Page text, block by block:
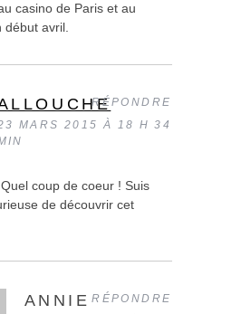
casino de Paris et au
début avril.
MARS 2015 À 18 H 34
coup de coeur ! Suis
de découvrir cet
RÉPONDRE
ANNIE RÉPONDRE